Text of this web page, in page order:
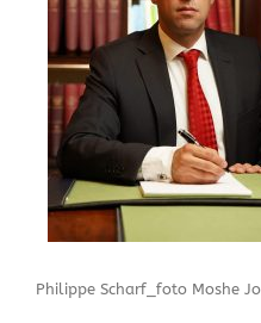
Philippe Scharf_foto Moshe